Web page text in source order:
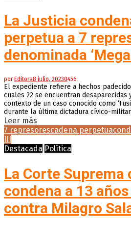
La Justicia
perpetua a 7
denominada
porEditora8 julio, 20230456
El expediente refiere a hechos
cuales 22 se encuentran
contexto de un caso conocido como
durante la última dictadura cívico-
Leer más
7 represorescadena perpetua
III
Destacada Política
La Corte Suprema
condena a 13
contra Milagro